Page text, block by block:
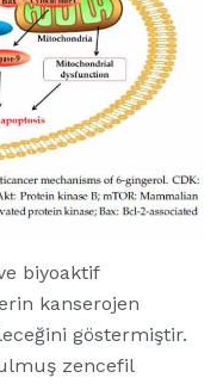
biyoaktif
kanserojen
göstermiştir.
zencefil